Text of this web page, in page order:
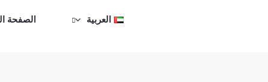
العربية الصفحة